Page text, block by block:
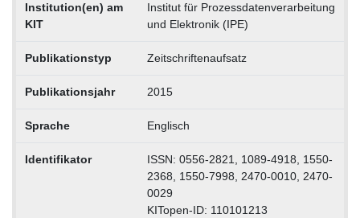
Institution(en) am
KIT
Institut für Prozessdatenverarbeitung
und Elektronik (IPE)
Publikationstyp Zeitschriftenaufsatz
Publikationsjahr 2015
Sprache Englisch
Identifikator
ISSN: 0556-2821, 1089-4918, 1550-
2368, 1550-7998, 2470-0010, 2470-
0029
KITopen-ID: 110101213